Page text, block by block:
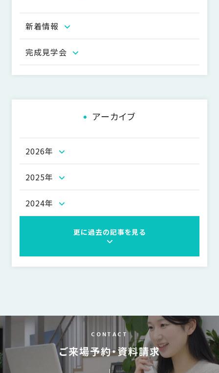
ビ
シ
ン
新着情報
完成見学会
アーカイブ
2026年
2025年
2024年
更に過去の記事を見る
CONTACT
ご来場予約・資料請求